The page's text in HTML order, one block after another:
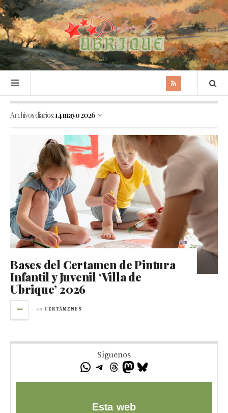
Archivos diarios:14 mayo 2026
Bases del Certamen de Pintura
Infantil y Juvenil ‘Villa de
Ubrique’ 2026
en CERTÁMENES
Síguenos
Esta web